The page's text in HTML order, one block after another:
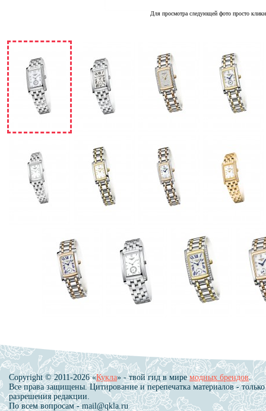
Для просмотра следующей фото просто
Copyright © 2011-2026 «Кукла» - твой гид в миремодных брендов.
Все права защищены. Цитирование и перепечатка материалов - только
разрешения редакции.
По всем вопросам - mail@qkla.ru